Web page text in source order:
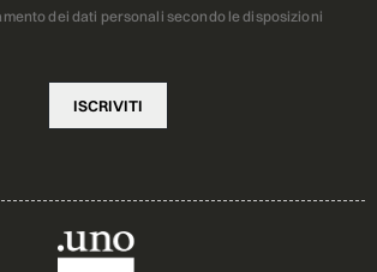
dei dati personali secondo le disposizioni